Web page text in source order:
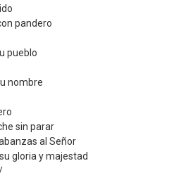
pandero
pueblo
nombre
sin parar
al Señor
gloria y majestad